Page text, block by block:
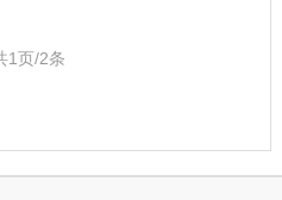
1页/2条